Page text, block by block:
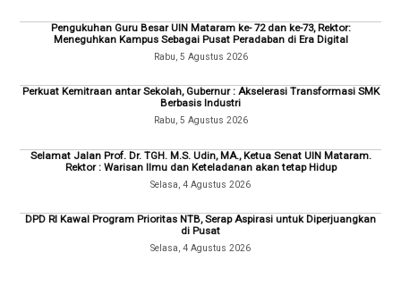
Pengukuhan Guru Besar UIN Mataram ke- 72 dan ke-73, Rektor:
Meneguhkan Kampus Sebagai Pusat Peradaban di Era Digital
Rabu, 5 Agustus 2026
Perkuat Kemitraan antar Sekolah, Gubernur : Akselerasi Transformasi SMK
Berbasis Industri
Rabu, 5 Agustus 2026
Selamat Jalan Prof. Dr. TGH. M.S. Udin, MA., Ketua Senat UIN Mataram.
Rektor : Warisan Ilmu dan Keteladanan akan tetap Hidup
Selasa, 4 Agustus 2026
DPD RI Kawal Program Prioritas NTB, Serap Aspirasi untuk Diperjuangkan
di Pusat
Selasa, 4 Agustus 2026